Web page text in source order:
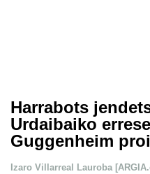
Harrabots
Urdaibaiko
Guggenheim
Izaro Villarreal Lauroba